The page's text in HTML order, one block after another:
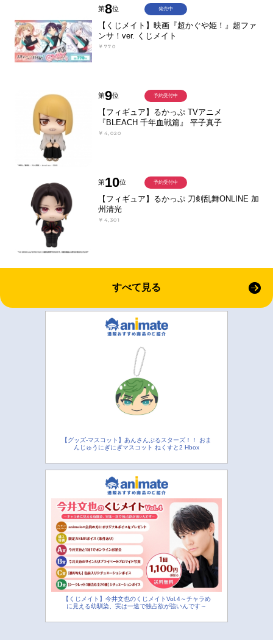
第8位
【くじメイト】映画『超かぐや姫！』超ファ
ンサ！ver. くじメイト
￥770
発売中
第9位
【フィギュア】るかっぷ TVアニメ
『BLEACH 千年血戦篇』 平子真子
￥4,020
予約受付中
第10位
【フィギュア】るかっぷ 刀剣乱舞ONLINE 加
州清光
￥4,301
予約受付中
すべて見る
【グッズ-マスコット】あんさんぶるスターズ！！ おま
んじゅうにぎにぎマスコット ねくすと2 Hbox
【くじメイト】今井文也のくじメイトVol.4～チャラめ
に見える幼馴染、実は一途で独占欲が強いんです～